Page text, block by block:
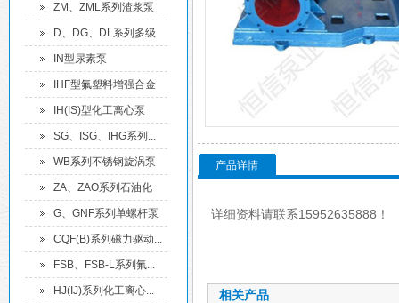
ZM、ZML系列渣浆泵
D、DG、DL系列多级
离...
IN型尿素泵
IHF型氟塑料增强合金
化...
IH(IS)型化工离心泵
SG、ISG、IHG系列...
WB系列不锈钢旋涡泵
ZA、ZAO系列石油化
工...
G、GNF系列单螺杆泵
CQF(B)系列磁力驱动...
FSB、FSB-L系列氟...
HJ(IJ)系列化工离心...
产品详情
详细资料请联系15952635888！
相关产品